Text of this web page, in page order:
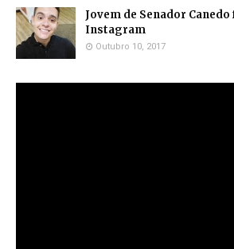
Jovem de Senador Canedo
Instagram
Outubro 10, 2017